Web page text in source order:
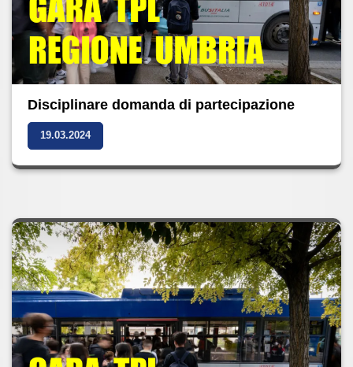
Disciplinare domanda di partecipazione
19.03.2024